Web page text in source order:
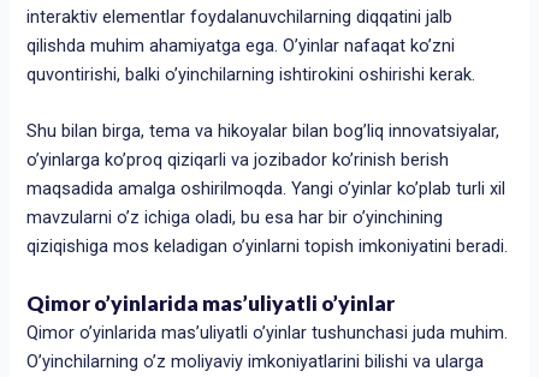
interaktiv elementlar foydalanuvchilarning diqqatini jalb
qilishda muhim ahamiyatga ega. O’yinlar nafaqat ko’zni
quvontirishi, balki o’yinchilarning ishtirokini oshirishi kerak.
Shu bilan birga, tema va hikoyalar bilan bog’liq innovatsiyalar,
o’yinlarga ko’proq qiziqarli va jozibador ko’rinish berish
maqsadida amalga oshirilmoqda. Yangi o’yinlar ko’plab turli xil
mavzularni o’z ichiga oladi, bu esa har bir o’yinchining
qiziqishiga mos keladigan o’yinlarni topish imkoniyatini beradi.
Qimor o’yinlarida mas’uliyatli o’yinlar
Qimor o’yinlarida mas’uliyatli o’yinlar tushunchasi juda muhim.
O’yinchilarning o’z moliyaviy imkoniyatlarini bilishi va ularga